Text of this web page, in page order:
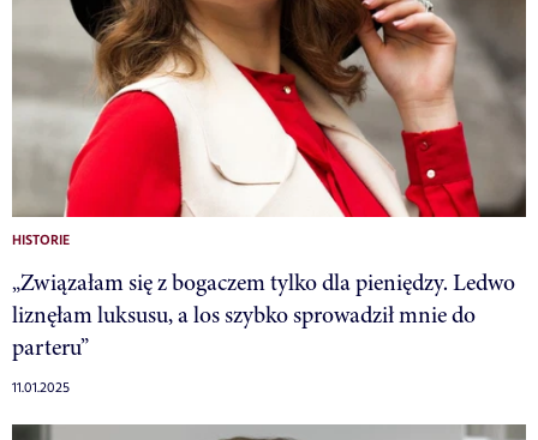
HISTORIE
„Związałam się z bogaczem tylko dla pieniędzy. Ledwo
liznęłam luksusu, a los szybko sprowadził mnie do
parteru”
11.01.2025